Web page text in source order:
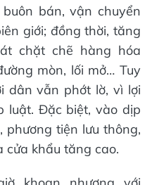
bán, vận chuyển
giới; đồng thời, tăng
chặt chẽ hàng hóa
mòn, lối mở… Tuy
dân vẫn phớt lờ, vì lợi
luật. Đặc biệt, vào dịp
phương tiện lưu thông,
cửa khẩu tăng cao.